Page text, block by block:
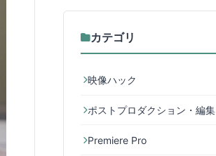
カテゴリ
映像ハック
ポストプロダクション・編集
Premiere Pro